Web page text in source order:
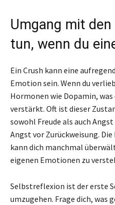
Umgang mit
tun, wenn du
Ein Crush kann eine
Emotion sein. Wenn du
Hormonen wie Dopamin,
verstärkt. Oft ist dieser
sowohl Freude als auch
Angst vor Zurückweisung.
kann dich manchmal
eigenen Emotionen zu
Selbstreflexion ist der erste
umzugehen. Frage dich, was